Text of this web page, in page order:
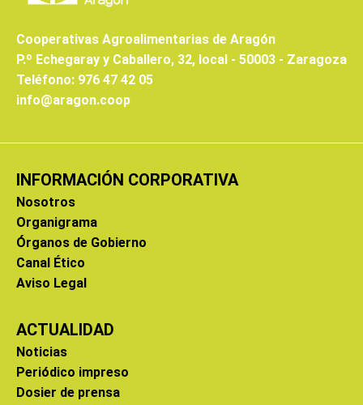
Cooperativas Agroalimentarias de Aragón
P.º Echegaray y Caballero, 32, local - 50003 - Zaragoza
Teléfono: 976 47 42 05
info@aragon.coop
INFORMACIÓN CORPORATIVA
Nosotros
Organigrama
Órganos de Gobierno
Canal Ético
Aviso Legal
ACTUALIDAD
Noticias
Periódico impreso
Dosier de prensa